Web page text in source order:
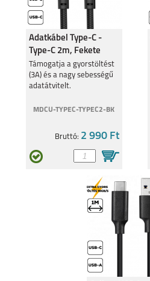
Adatkábel Type-C -
Type-C 2m, Fekete
Támogatja a gyorstöltést
(3A) és a nagy sebességű
adatátvitelt.
MDCU-TYPEC-TYPEC2-BK
Bruttó: 2 990 Ft